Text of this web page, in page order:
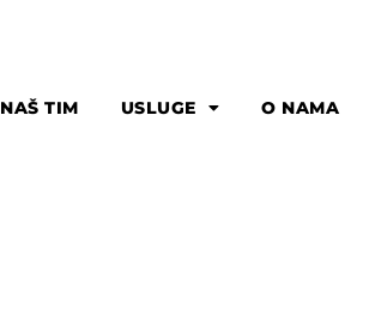
NAŠ TIM USLUGE O NAMA